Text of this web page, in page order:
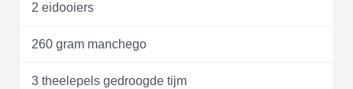
2 eidooiers
260 gram manchego
3 theelepels gedroogde tijm